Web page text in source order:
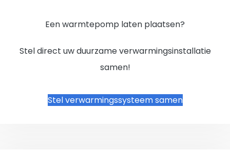
Een warmtepomp laten plaatsen?
Stel direct uw duurzame verwarmingsinstallatie
samen!
Stel verwarmingssysteem samen